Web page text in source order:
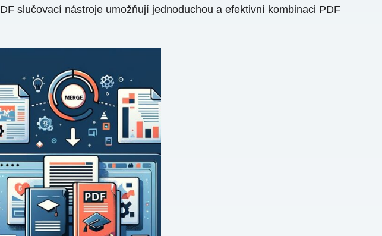
slučovací nástroje umožňují jednoduchou a efektivní kombinaci PDF